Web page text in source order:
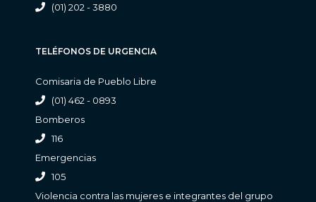
(01) 202 - 3880
TELÉFONOS DE URGENCIA
Comisaria de Pueblo Libre
(01) 462 - 0893
Bomberos
116
Emergencias
105
Violencia contra las mujeres e integrantes del grupo